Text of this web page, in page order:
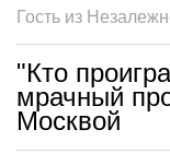
Гость из
"Кто
мрачный
Москвой